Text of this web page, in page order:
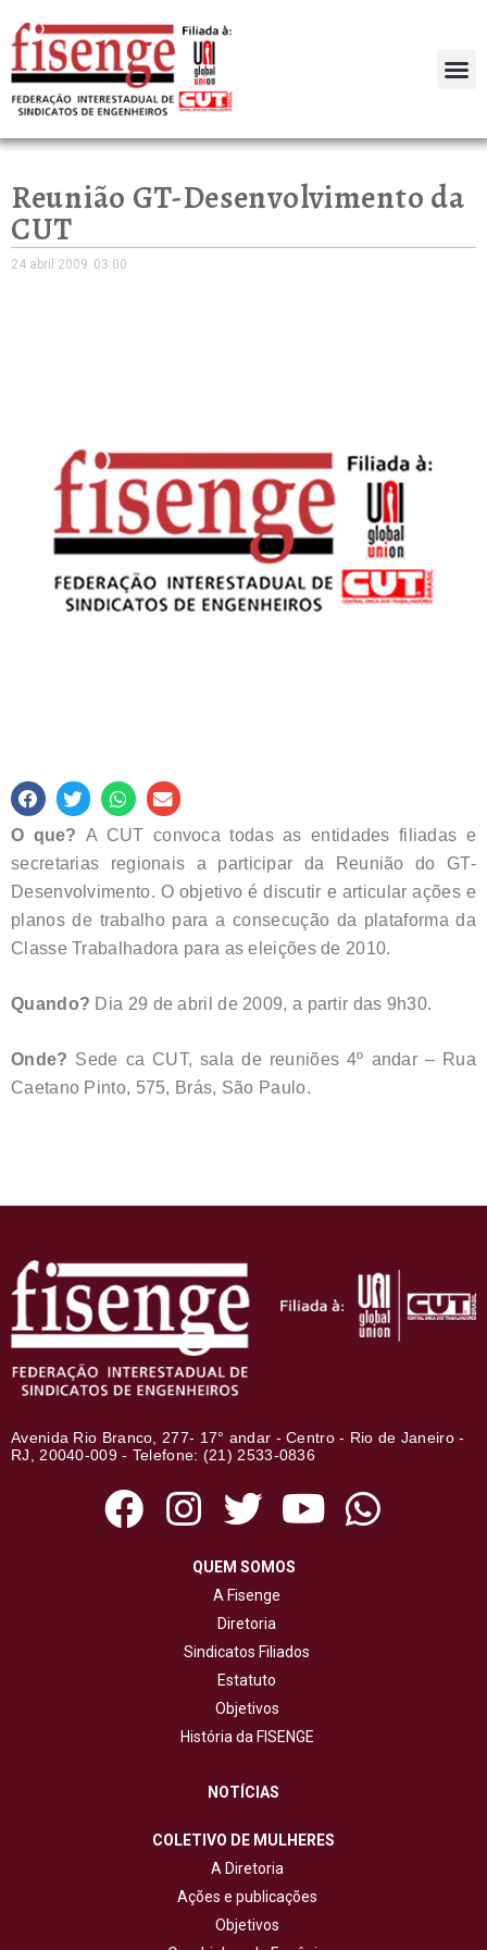
Reunião GT-Desenvolvimento da
CUT
24 abril 2009 03:00
O que?A CUT convoca todas as entidades filiadas e
secretarias regionais a participar da Reunião do GT-
Desenvolvimento. O objetivo é discutir e articular ações e
planos de trabalho para a consecução da plataforma da
Classe Trabalhadora para as eleições de 2010.
Quando? Dia 29 de abril de 2009, a partir das 9h30.
Onde? Sede ca CUT, sala de reuniões 4º andar – Rua
Caetano Pinto, 575, Brás, São Paulo.
Avenida Rio Branco, 277- 17° andar - Centro - Rio de Janeiro -
RJ, 20040-009 - Telefone: (21) 2533-0836
QUEM SOMOS
A Fisenge
Diretoria
Sindicatos Filiados
Estatuto
Objetivos
História da FISENGE
NOTÍCIAS
COLETIVO DE MULHERES
A Diretoria
Ações e publicações
Objetivos